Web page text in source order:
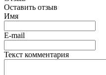
Оставить отзыв
Имя
E-mail
Текст комментария